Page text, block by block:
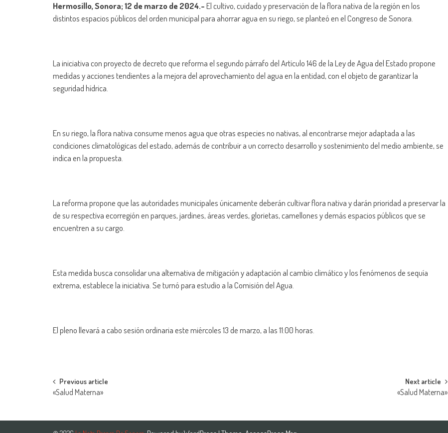
Hermosillo, Sonora; 12 de marzo de 2024.-El cultivo, cuidado y preservación de la flora nativa de la región en los
distintos espacios públicos del orden municipal para ahorrar agua en su riego, se planteó en el Congreso de Sonora.
La iniciativa con proyecto de decreto que reforma el segundo párrafo del Artículo 146 de la Ley de Agua del Estado propone
medidas y acciones tendientes a la mejora del aprovechamiento del agua en la entidad, con el objeto de garantizar la
seguridad hídrica.
En su riego, la flora nativa consume menos agua que otras especies no nativas, al encontrarse mejor adaptada a las
condiciones climatológicas del estado, además de contribuir a un correcto desarrollo y sostenimiento del medio ambiente, se
indica en la propuesta.
La reforma propone que las autoridades municipales únicamente deberán cultivar flora nativa y darán prioridad a preservar la
de su respectiva ecorregión en parques, jardines, áreas verdes, glorietas, camellones y demás espacios públicos que se
encuentren a su cargo.
Esta medida busca consolidar una alternativa de mitigación y adaptación al cambio climático y los fenómenos de sequía
extrema, establece la iniciativa. Se turnó para estudio a la Comisión del Agua.
El pleno llevará a cabo sesión ordinaria este miércoles 13 de marzo, a las 11:00 horas.
Post
Previous article
«Salud Materna»
Next article
«Salud Materna»